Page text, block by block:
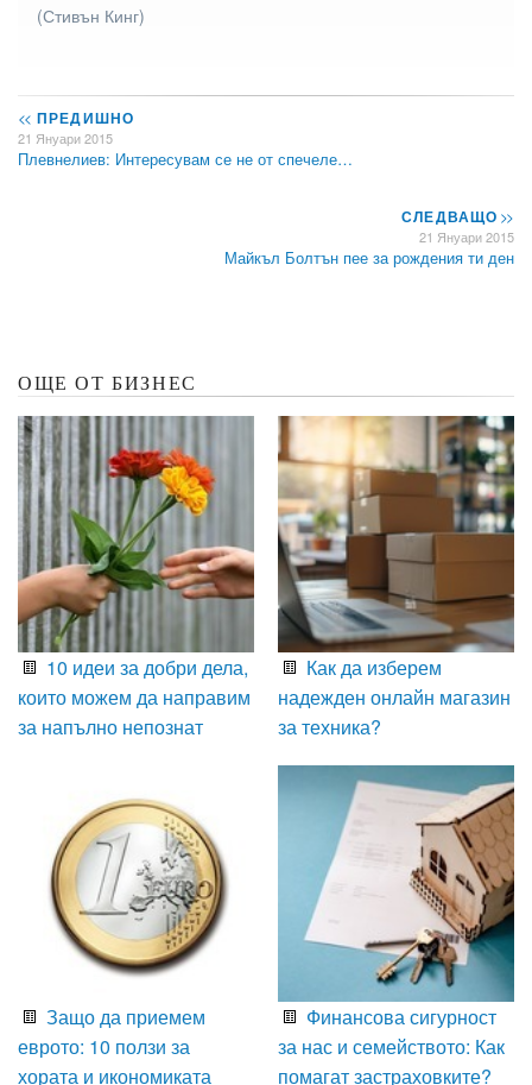
(Стивън Кинг)
<< ПРЕДИШНО
21 Януари 2015
Плевнелиев: Интересувам се не от спечеле…
СЛЕДВАЩО>>
21 Януари 2015
Майкъл Болтън пее за рождения ти ден
ОЩЕ ОТ БИЗНЕС
10 идеи за добри дела,
които можем да направим
за напълно непознат
Как да изберем
надежден онлайн магазин
за техника?
Защо да приемем
еврото: 10 ползи за
хората и икономиката
Финансова сигурност
за нас и семейството: Как
помагат застраховките?